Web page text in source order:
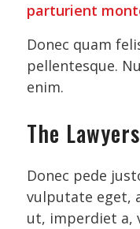
parturient
Donec quam
pellentesque.
enim.
The
Donec pede
vulputate eget,
ut, imperdiet a,